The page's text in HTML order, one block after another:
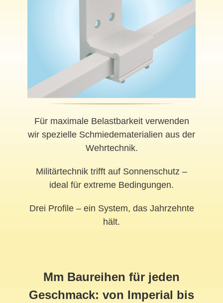
Für maximale Belastbarkeit verwenden
wir spezielle Schmiedematerialien aus der
Wehrtechnik.
Militärtechnik trifft auf Sonnenschutz –
ideal für extreme Bedingungen.
Drei Profile – ein System, das Jahrzehnte
hält.
Mm Baureihen für jeden
Geschmack: von Imperial bis